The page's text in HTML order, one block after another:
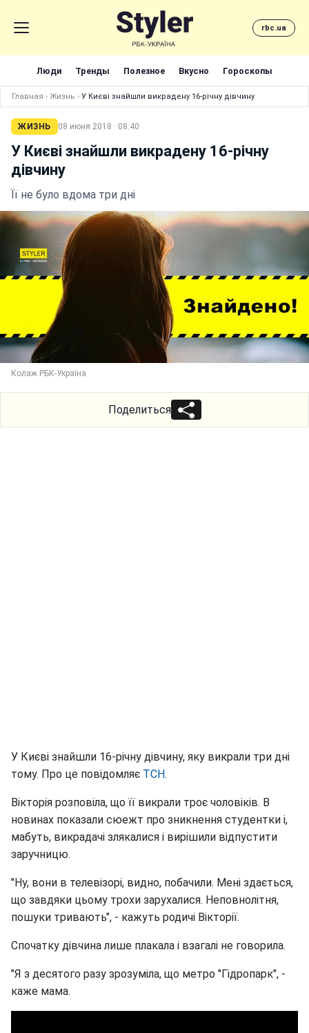
rbc.ua
Люди Тренды Полезное Вкусно Гороскопы
Главная › Жизнь › У Києві знайшли викрадену 16-річну дівчину
ЖИЗНЬ 08 июня 2018 · 08:40
У Києві знайшли викрадену 16-річну
дівчину
Її не було вдома три дні
Колаж РБК-Україна
Поделиться
У Києві знайшли 16-річну дівчину, яку викрали три дні
тому. Про це повідомляє ТСН.
Вікторія розповіла, що її викрали троє чоловіків. В
новинах показали сюежт про зникнення студентки і,
мабуть, викрадачі злякалися і вирішили відпустити
заручницю.
"Ну, вони в телевізорі, видно, побачили. Мені здається,
що завдяки цьому трохи зарухалися. Неповнолітня,
пошуки тривають", - кажуть родичі Вікторії.
Спочатку дівчина лише плакала і взагалі не говорила.
"Я з десятого разу зрозуміла, що метро "Гідропарк", -
каже мама.